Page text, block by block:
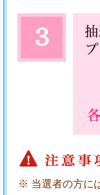
※ 当選者の方に